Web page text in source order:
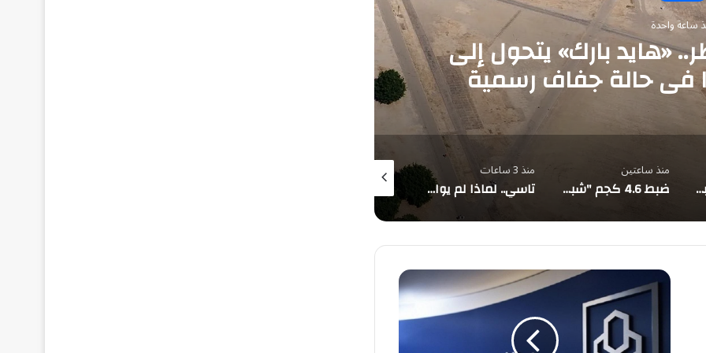
ساعة واحدة
«هايد بارك» يتحول إلى
في حالة جفاف رسمية
أمين الجامعة العربية يُدين هجمات الحوثيين على نجران ويدعو لوقف التصعيد
منذ ساعتين
ضبط 4.6 كجم "شبو" مخبأة في ماكينة شاحنة بالربع الخالي
منذ 3 ساعات
تاسي.. لماذا لم يواكب صعود الأسواق العالمية؟
منذ 3 ساعات
وظائف
شاغرة
الراجحي